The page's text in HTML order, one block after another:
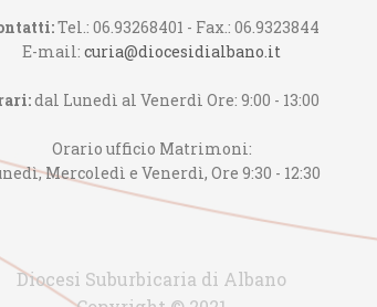
Tel.: 06.93268401 - Fax.: 06.9323844
E-mail: curia@diocesidialbano.it
dal Lunedì al Venerdì Ore: 9:00 - 13:00
Orario ufficio Matrimoni:
Mercoledì e Venerdì, Ore 9:30 - 12:30
Diocesi Suburbicaria di Albano